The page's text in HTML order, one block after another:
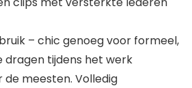
– chic genoeg voor formeel,
tijdens het werk
meesten. Volledig